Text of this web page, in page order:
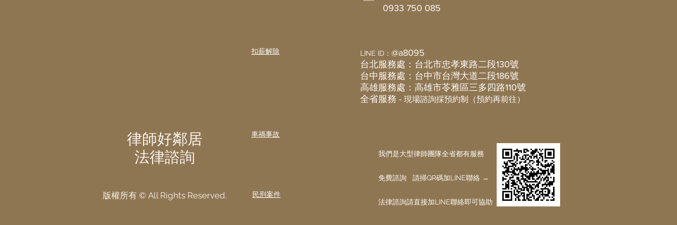
不到？共有房屋卡死十多年，
衝動，換來一輩子的代價
​扣薪解除
律師好鄰居
法律諮詢
版權所有 © All Rights Reserved.
車禍事故
​民刑案件
0933 750 085
LINE ID： @a8095
台北服務處：台北市忠孝東路二段130號
​台中服務處：台中市台灣大道二段186號
​高雄服務處：高雄市苓雅區三多四路110號
全省服務 - 現場諮詢採預約制（預約再前往）
我們是大型律師團隊全省都有服務
免費諮詢 請掃QR碼加LINE聯絡 →
​法律諮詢請直接加LINE聯絡即可協助